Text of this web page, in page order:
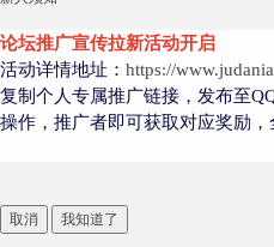
论坛推广宣传拉新活动开启
活动详情地址： https://
复制个人专属推广链接，发布至
操作，推广者即可获取对应奖励，
取消 我知道了